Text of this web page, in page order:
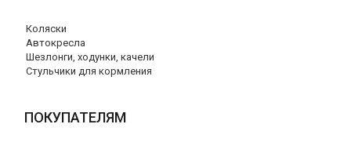
Коляски
Автокресла
Шезлонги, ходунки, качели
Стульчики для кормления
ПОКУПАТЕЛЯМ